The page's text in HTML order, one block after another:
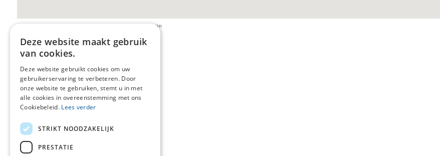
Opgepast: de beelden van streetview kunnen verouderd zijn
Deze website maakt gebruik
van cookies.
Deze website gebruikt cookies om uw
gebruikerservaring te verbeteren. Door
onze website te gebruiken, stemt u in met
alle cookies in overeenstemming met ons
Cookiebeleid. Lees verder
STRIKT NOODZAKELIJK
PRESTATIE